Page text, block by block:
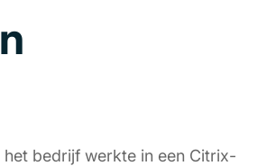
het bedrijf werkte in een Citrix-